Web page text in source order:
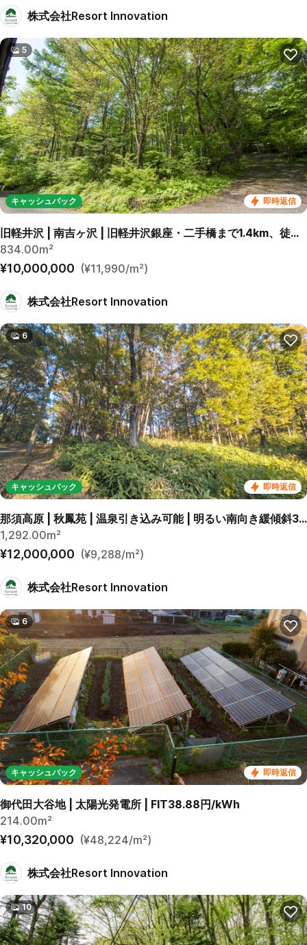
株式会社Resort Innovation
即時返信
キャッシュバック
5
旧軽井沢 | 南吉ヶ沢 | 旧軽井沢銀座・二手橋まで1.4km、徒歩23分。 碓氷峠西側の由緒ある別荘地
834.00m²
¥10,000,000 (¥11,990/m²)
株式会社Resort Innovation
即時返信
キャッシュバック
6
那須高原 | 秋鳳苑 | 温泉引き込み可能 | 明るい南向き緩傾斜390坪
1,292.00m²
¥12,000,000 (¥9,288/m²)
株式会社Resort Innovation
即時返信
キャッシュバック
6
御代田大谷地 | 太陽光発電所 | FIT38.88円/kWh
214.00m²
¥10,320,000 (¥48,224/m²)
株式会社Resort Innovation
10